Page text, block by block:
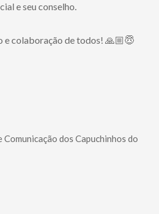
e seu conselho.
e colaboração de todos! 🙏🏼😇
dos Capuchinhos do